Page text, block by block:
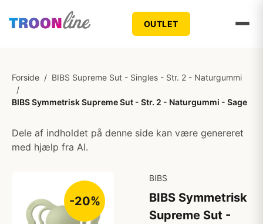
OUTLET
Forside / BIBS Supreme Sut - Singles - Str. 2 - Naturgummi
/
BIBS Symmetrisk Supreme Sut - Str. 2 - Naturgummi - Sage
Dele af indholdet på denne side kan være genereret
med hjælp fra AI.
-20%
BIBS
BIBS Symmetrisk
Supreme Sut -